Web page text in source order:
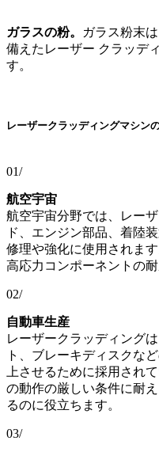
ガラスの粉。
ガラス粉末
備えたレーザー クラッデ
す。
レーザークラッディングマシン
01/
航空宇宙
航空宇宙分野では、レー
ド、エンジン部品、着陸
修理や強化に使用されま
高応力コンポーネントの
02/
自動車生産
レーザークラッディング
ト、ブレーキディスクな
上させるために採用され
の動作の厳しい条件に耐
るのに役立ちます。
03/